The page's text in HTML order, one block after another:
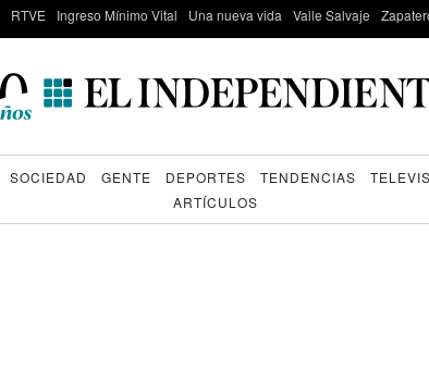
RTVE Ingreso Mínimo Vital Una nueva vida Valle Salvaje
SOCIEDAD GENTE DEPORTES TENDENCIAS
ARTÍCULOS